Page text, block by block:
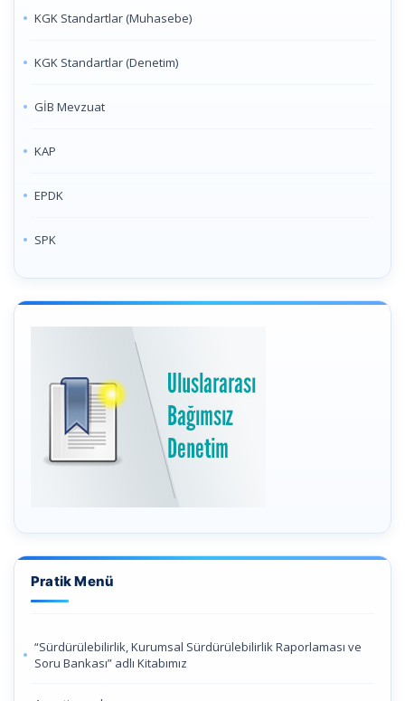
KGK Standartlar (Muhasebe)
KGK Standartlar (Denetim)
GİB Mevzuat
KAP
EPDK
SPK
Pratik Menü
“Sürdürülebilirlik, Kurumsal Sürdürülebilirlik Raporlaması ve
Soru Bankası” adlı Kitabımız